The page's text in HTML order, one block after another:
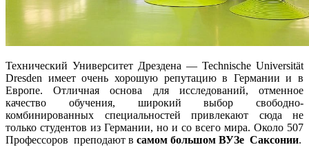
Технический Университет Дрездена — Technische Universität
Dresden имеет очень хорошую репутацию в Германии и в
Европе. Отличная основа для исследований, отменное
качество обучения, широкий выбор свободно-
комбинированных специальностей привлекают сюда не
только студентов из Германии, но и со всего мира. Около 507
Профессоров преподают в самом большом ВУЗе Саксонии.